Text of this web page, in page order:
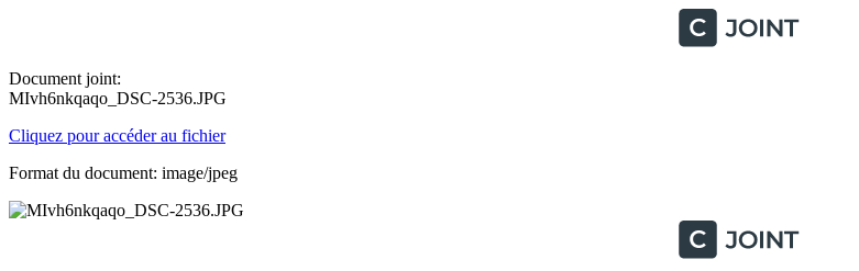
Document joint:
MIvh6nkqaqo_DSC-2536.JPG
Cliquez pour accéder au fichier
Format du document: image/jpeg